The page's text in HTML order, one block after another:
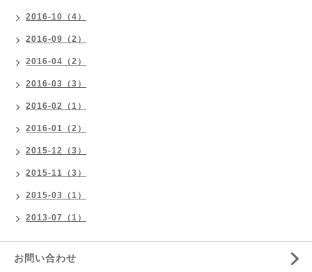
2016-10（4）
2016-09（2）
2016-04（2）
2016-03（3）
2016-02（1）
2016-01（2）
2015-12（3）
2015-11（3）
2015-03（1）
2013-07（1）
お問い合わせ